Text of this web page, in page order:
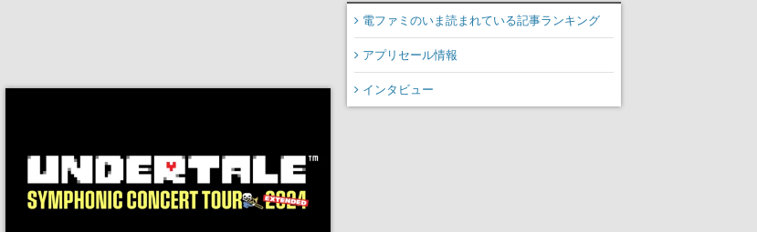
電ファミのいま読まれている記事ランキング
アプリセール情報
インタビュー